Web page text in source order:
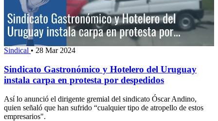
Sindical • 28 Mar 2024
Sindicato Gastronómico y Hotelero del Uruguay
instala carpa en protesta por despedidos
Así lo anunció el dirigente gremial del sindicato Óscar Andino,
quien señaló que han sufrido “cualquier tipo de atropello de estos
empresarios".